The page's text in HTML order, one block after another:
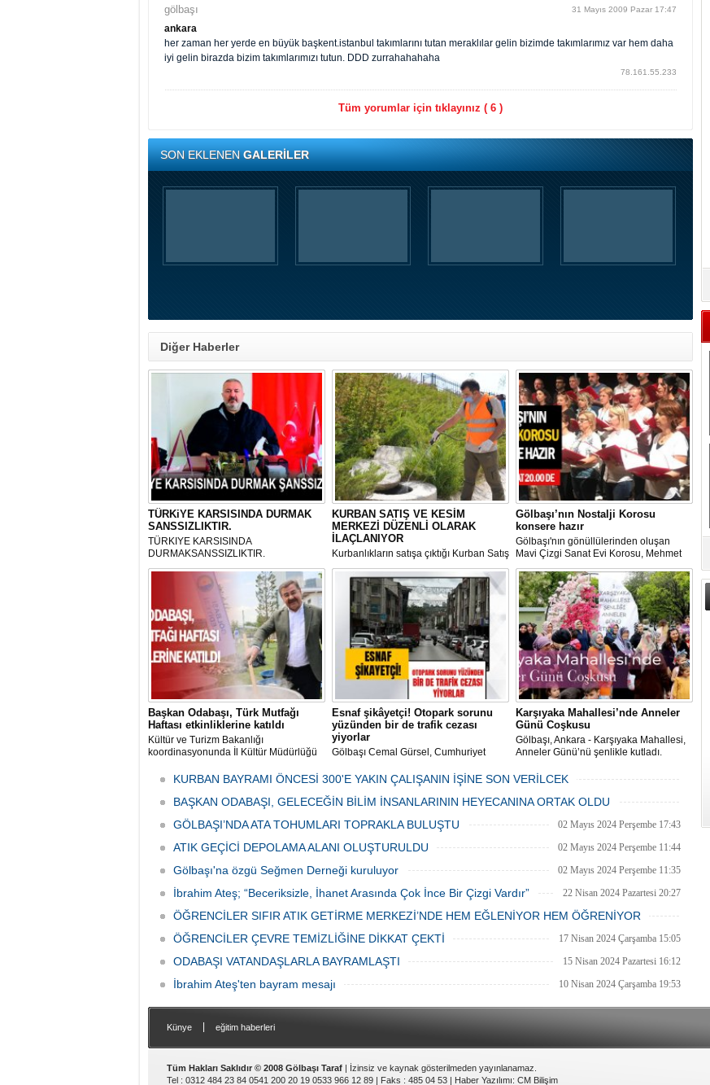
gölbaşı 31 Mayıs 2009 Pazar 17:47
ankara
her zaman her yerde en büyük başkent.istanbul takımlarını tutan meraklılar gelin bizimde takımlarımız var hem daha
iyi gelin birazda bizim takımlarımızı tutun. DDD zurrahahahaha
78.161.55.233
Tüm yorumlar için tıklayınız ( 6 )
SON EKLENENGALERİLER
Diğer Haberler
TÜRKiYE KARSISINDA DURMAK
SANSSIZLIKTIR.
TÜRKIYE KARSISINDA
DURMAKSANSSIZLIKTIR.
KURBAN SATIŞ VE KESİM
MERKEZİ DÜZENLİ OLARAK
İLAÇLANIYOR
Kurbanlıkların satışa çıktığı Kurban Satış
ve Kesim Merkezi, haşere ve
mikropların önüne geçilmesi amacıyla
her gün Gölbaşı Belediyesi ekipleri
tarafından düzenli olarak ilaçlanıyor.
Gölbaşı’nın Nostalji Korosu
konsere hazır
Gölbaşı'nın gönüllülerinden oluşan
Mavi Çizgi Sanat Evi Korosu, Mehmet
Akif Ersoy Kültür Merkezi’nde vereceği
konsere hızır.
Başkan Odabaşı, Türk Mutfağı
Haftası etkinliklerine katıldı
Kültür ve Turizm Bakanlığı
koordinasyonunda İl Kültür Müdürlüğü
Haftası" etkinlikleri Ankara'da devam
Esnaf şikâyetçi! Otopark sorunu
yüzünden bir de trafik cezası
yiyorlar
Gölbaşı Cemal Gürsel, Cumhuriyet
bulunan esnaf ve alışverişe gelen
vatandaşlar park cezaları yüzünden
canından bezdi.
Karşıyaka Mahallesi’nde Anneler
Günü Coşkusu
Gölbaşı, Ankara - Karşıyaka Mahallesi,
Anneler Günü’nü şenlikle kutladı.
öncülüğünde düzenlenen 1. Karşıyaka
KURBAN BAYRAMI ÖNCESİ 300'E YAKIN ÇALIŞANIN İŞİNE SON VERİLCEK
06 Mayıs 2024 Pazartesi 15:47
BAŞKAN ODABAŞI, GELECEĞİN BİLİM İNSANLARININ HEYECANINA ORTAK OLDU
06 Mayıs 2024 Pazartesi 15:31
GÖLBAŞI’NDA ATA TOHUMLARI TOPRAKLA BULUŞTU 02 Mayıs 2024 Perşembe 17:43
ATIK GEÇİCİ DEPOLAMA ALANI OLUŞTURULDU 02 Mayıs 2024 Perşembe 11:44
Gölbaşı'na özgü Seğmen Derneği kuruluyor 02 Mayıs 2024 Perşembe 11:35
İbrahim Ateş; “Beceriksizle, İhanet Arasında Çok İnce Bir Çizgi Vardır” 22 Nisan 2024 Pazartesi 20:27
ÖĞRENCİLER SIFIR ATIK GETİRME MERKEZİ’NDE HEM EĞLENİYOR HEM ÖĞRENİYOR
20 Nisan 2024 Cumartesi 15:26
ÖĞRENCİLER ÇEVRE TEMİZLİĞİNE DİKKAT ÇEKTİ 17 Nisan 2024 Çarşamba 15:05
ODABAŞI VATANDAŞLARLA BAYRAMLAŞTI 15 Nisan 2024 Pazartesi 16:12
İbrahim Ateş'ten bayram mesajı 10 Nisan 2024 Çarşamba 19:53
Künye eğitim haberleri
Tüm Hakları Saklıdır © 2008 Gölbaşı Taraf | İzinsiz ve kaynak gösterilmeden yayınlanamaz.
Tel : 0312 484 23 84 0541 200 20 19 0533 966 12 89 | Faks : 485 04 53 | Haber Yazılımı: CM Bilişim